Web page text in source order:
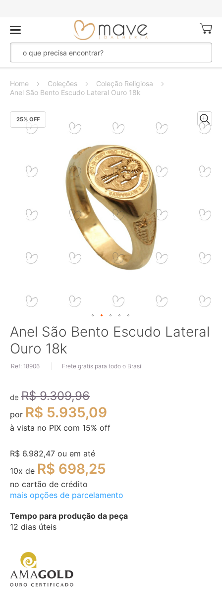
Meu
Home Coleções
Coleção Religiosa
Anel São Bento Escudo Lateral Ouro 18k
25% OFF
Pular
para
o
imagens
Saltar
para
o
da
imagens
Anel São Bento Escudo Lateral
Ouro 18k
Ref: 18906 Frete gratis para todo o Brasil
de R$ 9.309,96
por R$ 5.935,09
à vista no PIX com 15% off
R$ 6.982,47 ou em até
10x de R$ 698,25
no cartão de crédito
mais opções de parcelamento
Tempo para produção da peça
12 dias úteis